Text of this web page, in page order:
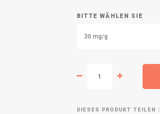
BITTE WÄHLEN SIE
30 mg/g
DIESES PRODUKT TEILEN :